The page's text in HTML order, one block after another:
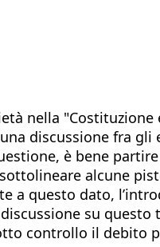
nella
discussione fra
è bene
alcune
a questo dato,
su questo
controllo il debito